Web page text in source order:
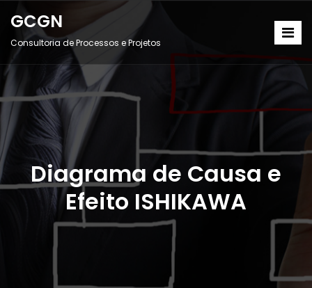
GCGN
Consultoria de Processos e Projetos
Diagrama de Causa e
Efeito ISHIKAWA